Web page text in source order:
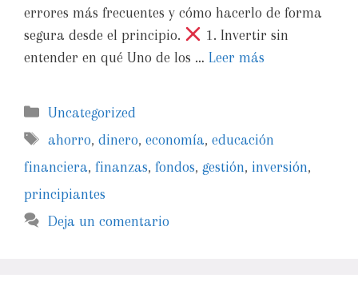
errores más frecuentes y cómo hacerlo de forma
segura desde el principio.
1. Invertir sin
entender en qué Uno de los … Leer más
Uncategorized
ahorro,dinero,economía,educación
financiera, finanzas, fondos, gestión, inversión,
principiantes
Deja un comentario